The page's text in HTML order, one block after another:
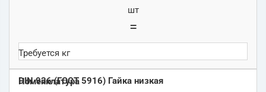
шт
=
DIN 936 (ГОСТ 5916) Гайка низкая